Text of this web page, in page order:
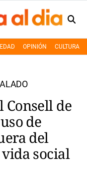
OPINIÓN CULTURA
Consell de
de
del
social